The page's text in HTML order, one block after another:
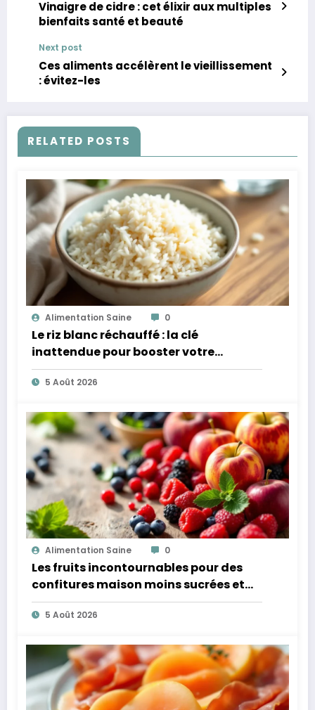
Vinaigre de cidre : cet élixir aux multiples
bienfaits santé et beauté
Next post
Ces aliments accélèrent le vieillissement
: évitez-les
RELATED POSTS
Alimentation Saine 0
Le riz blanc réchauffé : la clé
inattendue pour booster votre
microbiote
5 Août 2026
Alimentation Saine 0
Les fruits incontournables pour des
confitures maison moins sucrées et
plus légères
5 Août 2026